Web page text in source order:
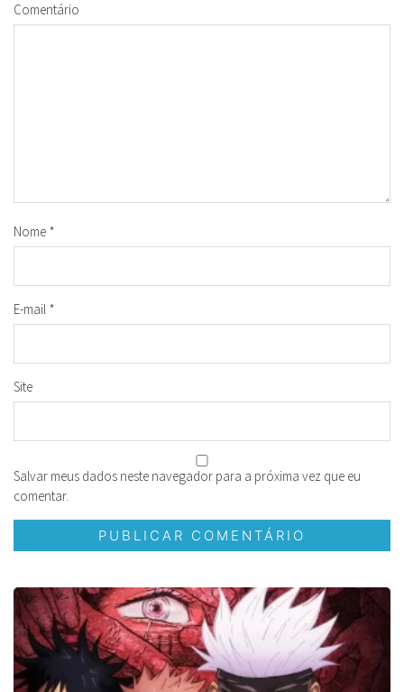
Comentário
Nome *
E-mail *
Site
Salvar meus dados neste navegador para a próxima vez que eu
comentar.